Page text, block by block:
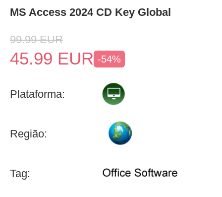
MS Access 2024 CD Key Global
99.99 EUR
45.99 EUR -54%
Plataforma:
Região:
Tag: